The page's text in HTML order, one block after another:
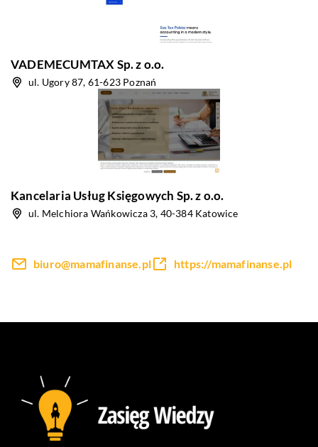
VADEMECUMTAX Sp. z o.o.
ul. Ugory 87, 61-623 Poznań
Kancelaria Usług Księgowych Sp. z o.o.
ul. Melchiora Wańkowicza 3, 40-384 Katowice
biuro@mamafinanse.pl https://mamafinanse.pl